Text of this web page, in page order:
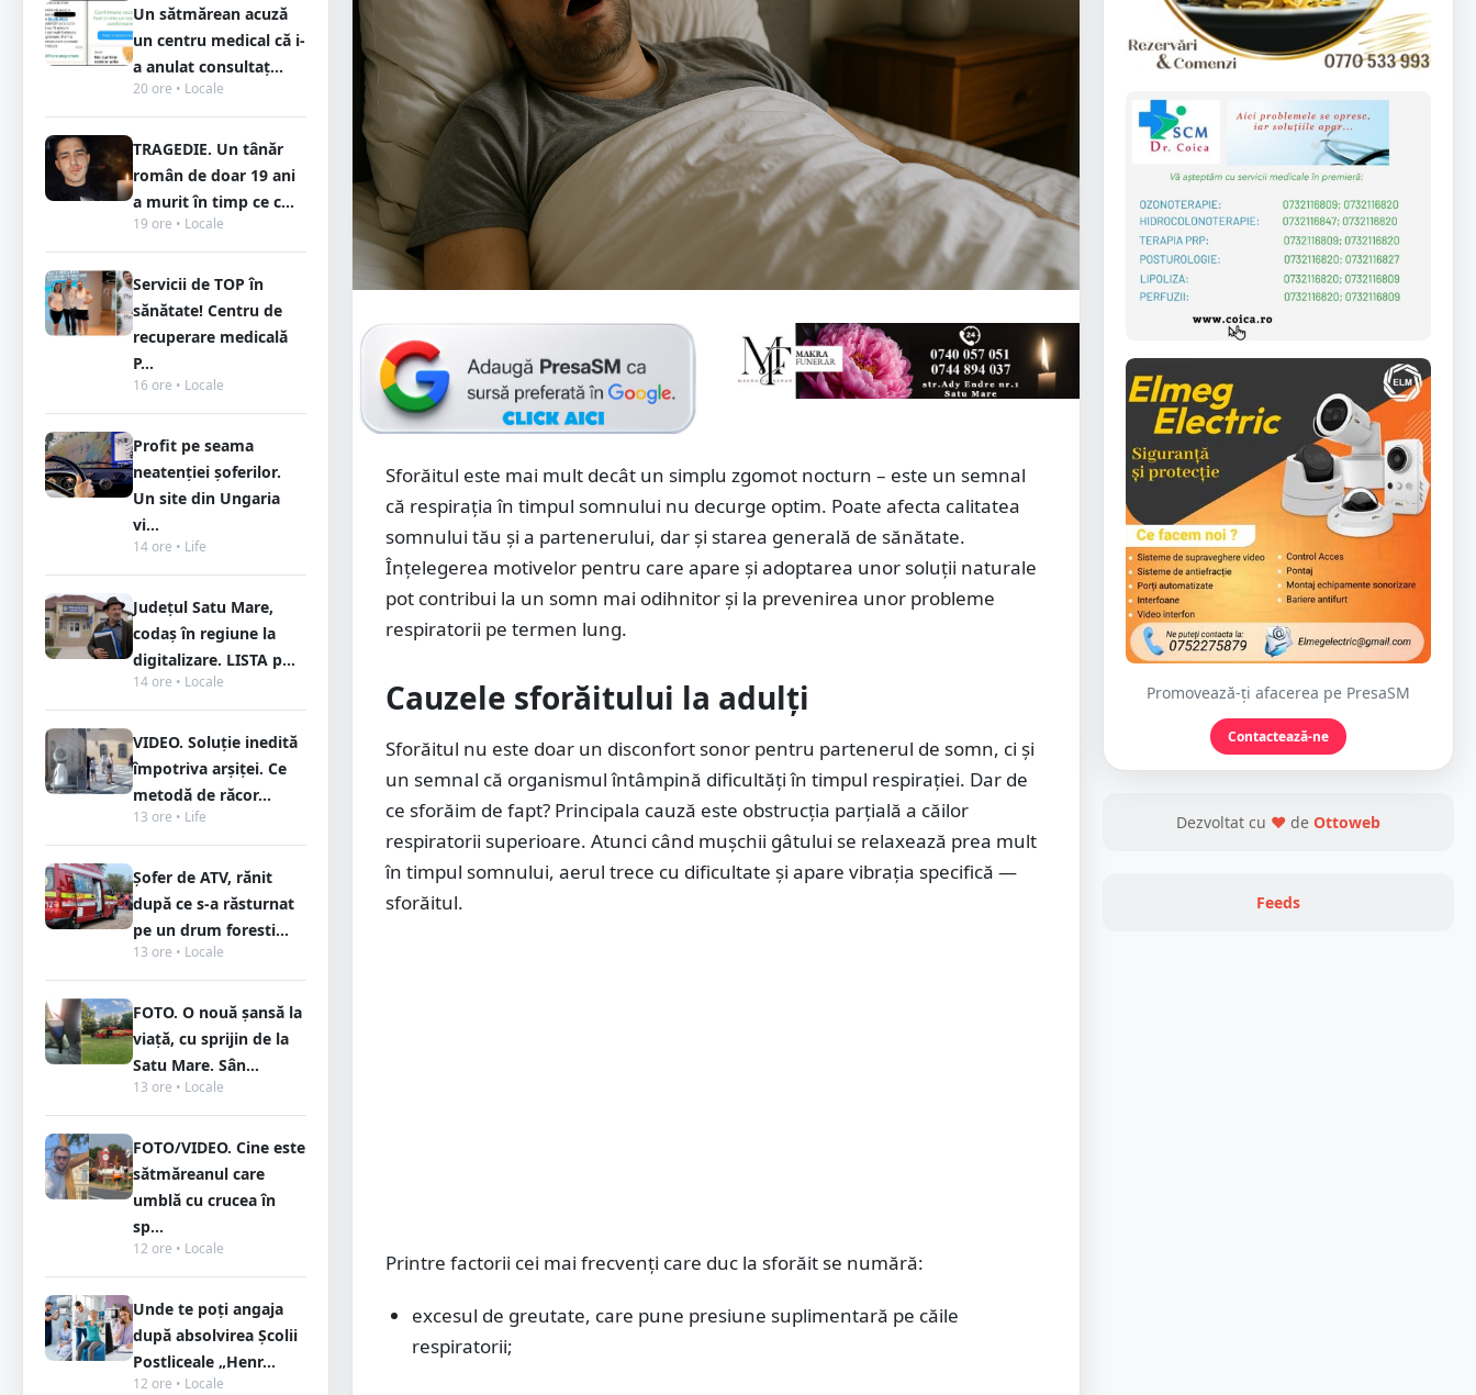
Un sătmărean acuză
un centru medical că i-
a anulat consultaț...
20 ore • Locale
TRAGEDIE. Un tânăr
român de doar 19 ani
a murit în timp ce c...
19 ore • Locale
Servicii de TOP în
sănătate! Centru de
recuperare medicală
P...
16 ore • Locale
Profit pe seama
neatenției șoferilor.
Un site din Ungaria
vi...
14 ore • Life
Județul Satu Mare,
codaș în regiune la
digitalizare. LISTA p...
14 ore • Locale
VIDEO. Soluție inedită
împotriva arșiței. Ce
metodă de răcor...
13 ore • Life
Șofer de ATV, rănit
după ce s-a răsturnat
pe un drum foresti...
13 ore • Locale
FOTO. O nouă șansă la
viață, cu sprijin de la
Satu Mare. Sân...
13 ore • Locale
FOTO/VIDEO. Cine este
sătmăreanul care
umblă cu crucea în
sp...
12 ore • Locale
Unde te poți angaja
după absolvirea Școlii
Postliceale „Henr...
12 ore • Locale
Sforăitul este mai mult decât un simplu zgomot nocturn – este un semnal
că respirația în timpul somnului nu decurge optim. Poate afecta calitatea
somnului tău și a partenerului, dar și starea generală de sănătate.
Înțelegerea motivelor pentru care apare și adoptarea unor soluții naturale
pot contribui la un somn mai odihnitor și la prevenirea unor probleme
respiratorii pe termen lung.
Cauzele sforăitului la adulți
Sforăitul nu este doar un disconfort sonor pentru partenerul de somn, ci și
un semnal că organismul întâmpină dificultăți în timpul respirației. Dar de
ce sforăim de fapt? Principala cauză este obstrucția parțială a căilor
respiratorii superioare. Atunci când mușchii gâtului se relaxează prea mult
în timpul somnului, aerul trece cu dificultate și apare vibrația specifică —
sforăitul.
Printre factorii cei mai frecvenți care duc la sforăit se numără:
excesul de greutate, care pune presiune suplimentară pe căile
respiratorii;
Promovează-ți afacerea pe PresaSM
Contactează-ne
Dezvoltat cu ❤ de Ottoweb
Feeds